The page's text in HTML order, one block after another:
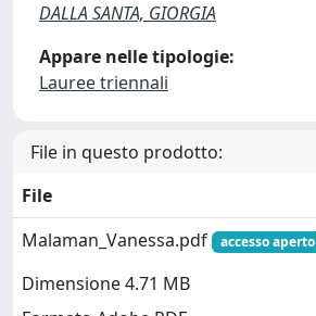
DALLA SANTA, GIORGIA
Appare nelle tipologie:
Lauree triennali
File in questo prodotto:
File
Malaman_Vanessa.pdf
accesso aperto
Dimensione 4.71 MB